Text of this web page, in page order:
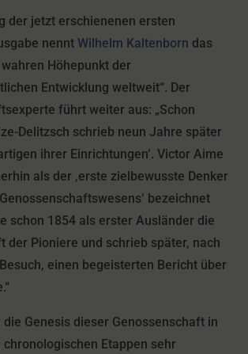
der jetzt erschienenen ersten
nennt Wilhelm Kaltenborn das
Höhepunkt der
Entwicklung weltweit“. Der
führt weiter aus: „Schon
Delitzsch schrieb neun Jahre später
ihrer Einrichtungen‘. Victor Aime
als der ‚erste zielbewusste Denker
bezeichnet
schon 1854 als erster Ausländer die
der Pioniere und schrieb später, nach
einen begeisterten Bericht über
Genesis dieser Genossenschaft in
Etappen sehr